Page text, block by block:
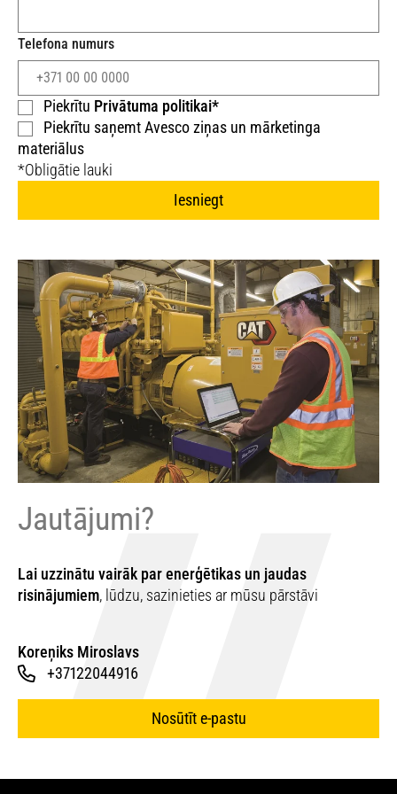
patēriņu jūsu tehnika uzturēšanās servisos­ būs retāka, bet
C13D apkopes draudzīgā­ konstrukcija padara to vienkāršu.
Lasīt vairāk
Telefona numurs
Piekrītu Privātuma politikai*
materiālus
*Obligātie lauki
Iesniegt
Jautājumi?
Lai uzzinātu vairāk par enerģētikas un jaudas
risinājumiem, lūdzu, sazinieties ar mūsu pārstāvi
Koreņiks Miroslavs
+37122044916
Nosūtīt e-pastu